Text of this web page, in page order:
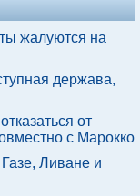
жалуются на
держава,
от
с Марокко
Ливане и